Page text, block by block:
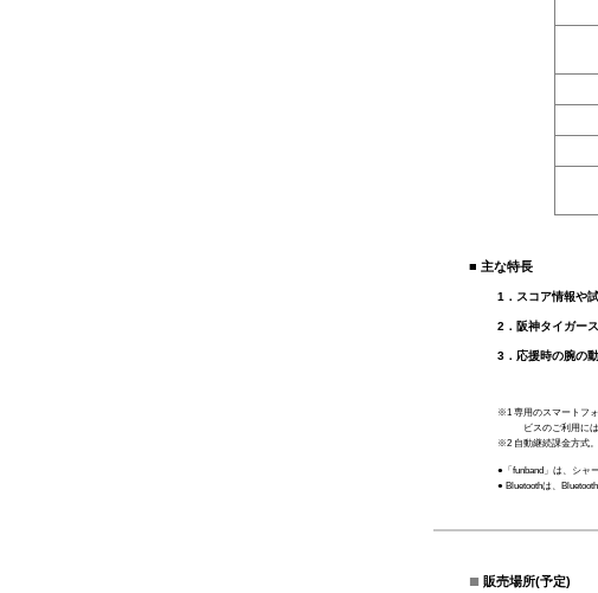
■ 主な特長
1．スコア情報や
2．阪神タイガー
3．応援時の腕の
※1 専用のスマートフ
ビスのご利用に
※2 自動継続課金方式
●「funband」は、シャ
● Bluetoothは、
■ 販売場所(予定)